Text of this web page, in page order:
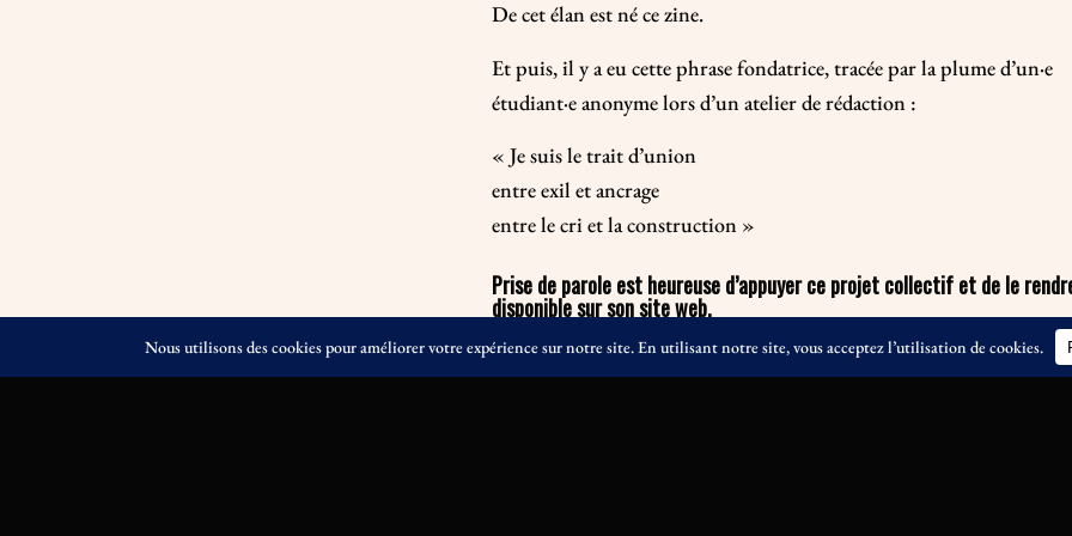
De cet élan est né ce zine.
Et puis, il y a eu cette phrase fondatrice, tracée par la plume d’un·e
étudiant·e anonyme lors d’un atelier de rédaction :
« Je suis le trait d’union
entre exil et ancrage
entre le cri et la construction »
Prise de parole est heureuse d’appuyer ce projet collectif et de le
disponible sur son site web.